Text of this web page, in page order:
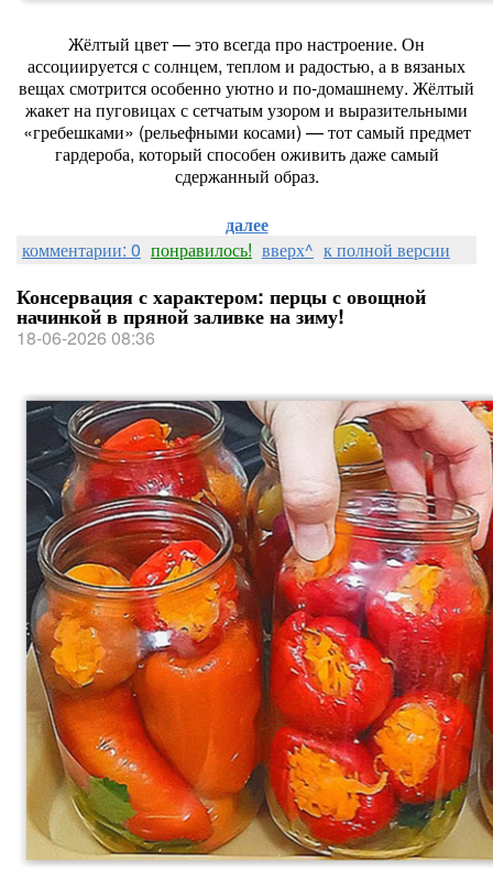
Жёлтый цвет — это всегда про настроение. Он
ассоциируется с солнцем, теплом и радостью, а в вязаных
вещах смотрится особенно уютно и по‑домашнему. Жёлтый
жакет на пуговицах с сетчатым узором и выразительными
«гребешками» (рельефными косами) — тот самый предмет
гардероба, который способен оживить даже самый
сдержанный образ.
далее
комментарии: 0 понравилось! вверх^ к полной версии
Консервация с характером: перцы с овощной
начинкой в пряной заливке на зиму!
18-06-2026 08:36